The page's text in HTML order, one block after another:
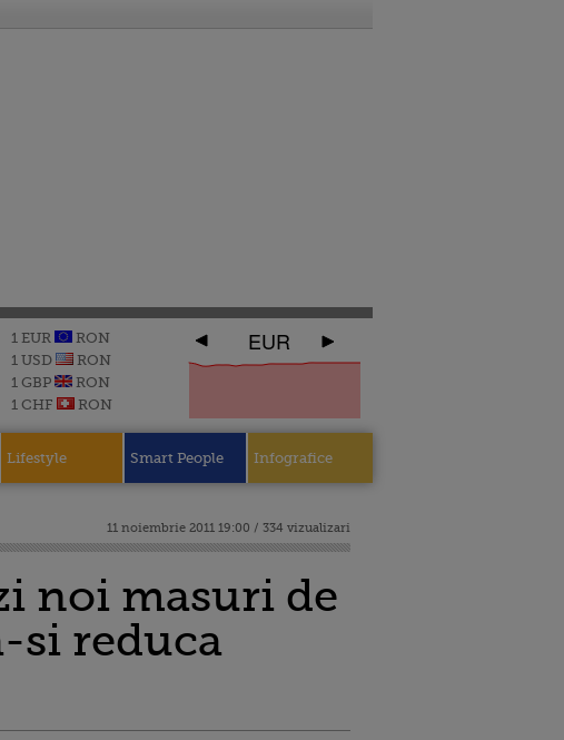
1 EUR
RON
1 USD
RON
1 GBP
RON
1 CHF
RON
EUR
Lifestyle Smart People Infografice
11 noiembrie 2011 19:00 / 334 vizualizari
noi masuri de
si reduca